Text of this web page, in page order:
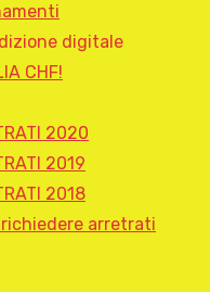
digitale
CHF!
2020
2019
2018
richiedere arretrati